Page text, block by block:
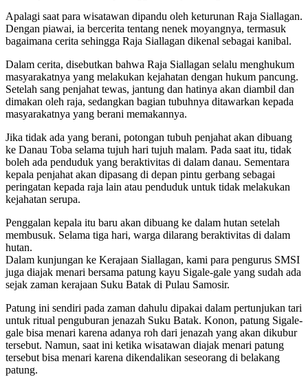
Apalagi saat para wisatawan dipandu oleh keturunan Raja Siallagan.
Dengan piawai, ia bercerita tentang nenek moyangnya, termasuk
bagaimana cerita sehingga Raja Siallagan dikenal sebagai kanibal.
Dalam cerita, disebutkan bahwa Raja Siallagan selalu menghukum
masyarakatnya yang melakukan kejahatan dengan hukum pancung.
Setelah sang penjahat tewas, jantung dan hatinya akan diambil dan
dimakan oleh raja, sedangkan bagian tubuhnya ditawarkan kepada
masyarakatnya yang berani memakannya.
Jika tidak ada yang berani, potongan tubuh penjahat akan dibuang
ke Danau Toba selama tujuh hari tujuh malam. Pada saat itu, tidak
boleh ada penduduk yang beraktivitas di dalam danau. Sementara
kepala penjahat akan dipasang di depan pintu gerbang sebagai
peringatan kepada raja lain atau penduduk untuk tidak melakukan
kejahatan serupa.
Penggalan kepala itu baru akan dibuang ke dalam hutan setelah
membusuk. Selama tiga hari, warga dilarang beraktivitas di dalam
hutan.
Dalam kunjungan ke Kerajaan Siallagan, kami para pengurus SMSI
juga diajak menari bersama patung kayu Sigale-gale yang sudah ada
sejak zaman kerajaan Suku Batak di Pulau Samosir.
Patung ini sendiri pada zaman dahulu dipakai dalam pertunjukan tari
untuk ritual penguburan jenazah Suku Batak. Konon, patung Sigale-
gale bisa menari karena adanya roh dari jenazah yang akan dikubur
tersebut. Namun, saat ini ketika wisatawan diajak menari patung
tersebut bisa menari karena dikendalikan seseorang di belakang
patung.